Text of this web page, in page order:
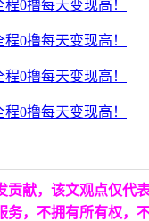
贡献，该文观点仅代
务，不拥有所有权，